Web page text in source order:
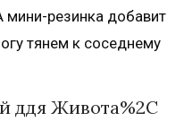
мини-резинка добавит
тянем к соседнему
ддя Живота%2C